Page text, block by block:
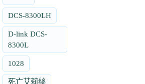
DCS-8300LH
D-link DCS-
8300L
1028
死亡艾莉絲